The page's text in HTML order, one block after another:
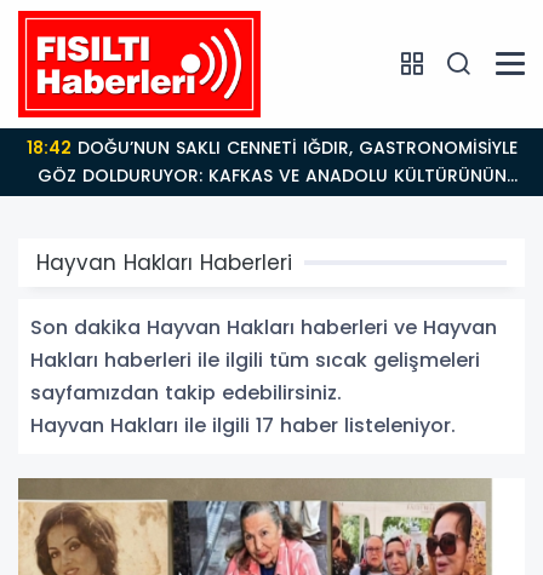
18:42
GÖZ DOLDURUYOR: KAFKAS VE ANADOLU KÜLTÜRÜNÜN
BULUŞMA NOKTASI
Hayvan Hakları Haberleri
Son dakika Hayvan Hakları haberleri ve Hayvan
Hakları haberleri ile ilgili tüm sıcak gelişmeleri
sayfamızdan takip edebilirsiniz.
Hayvan Hakları ile ilgili 17 haber listeleniyor.